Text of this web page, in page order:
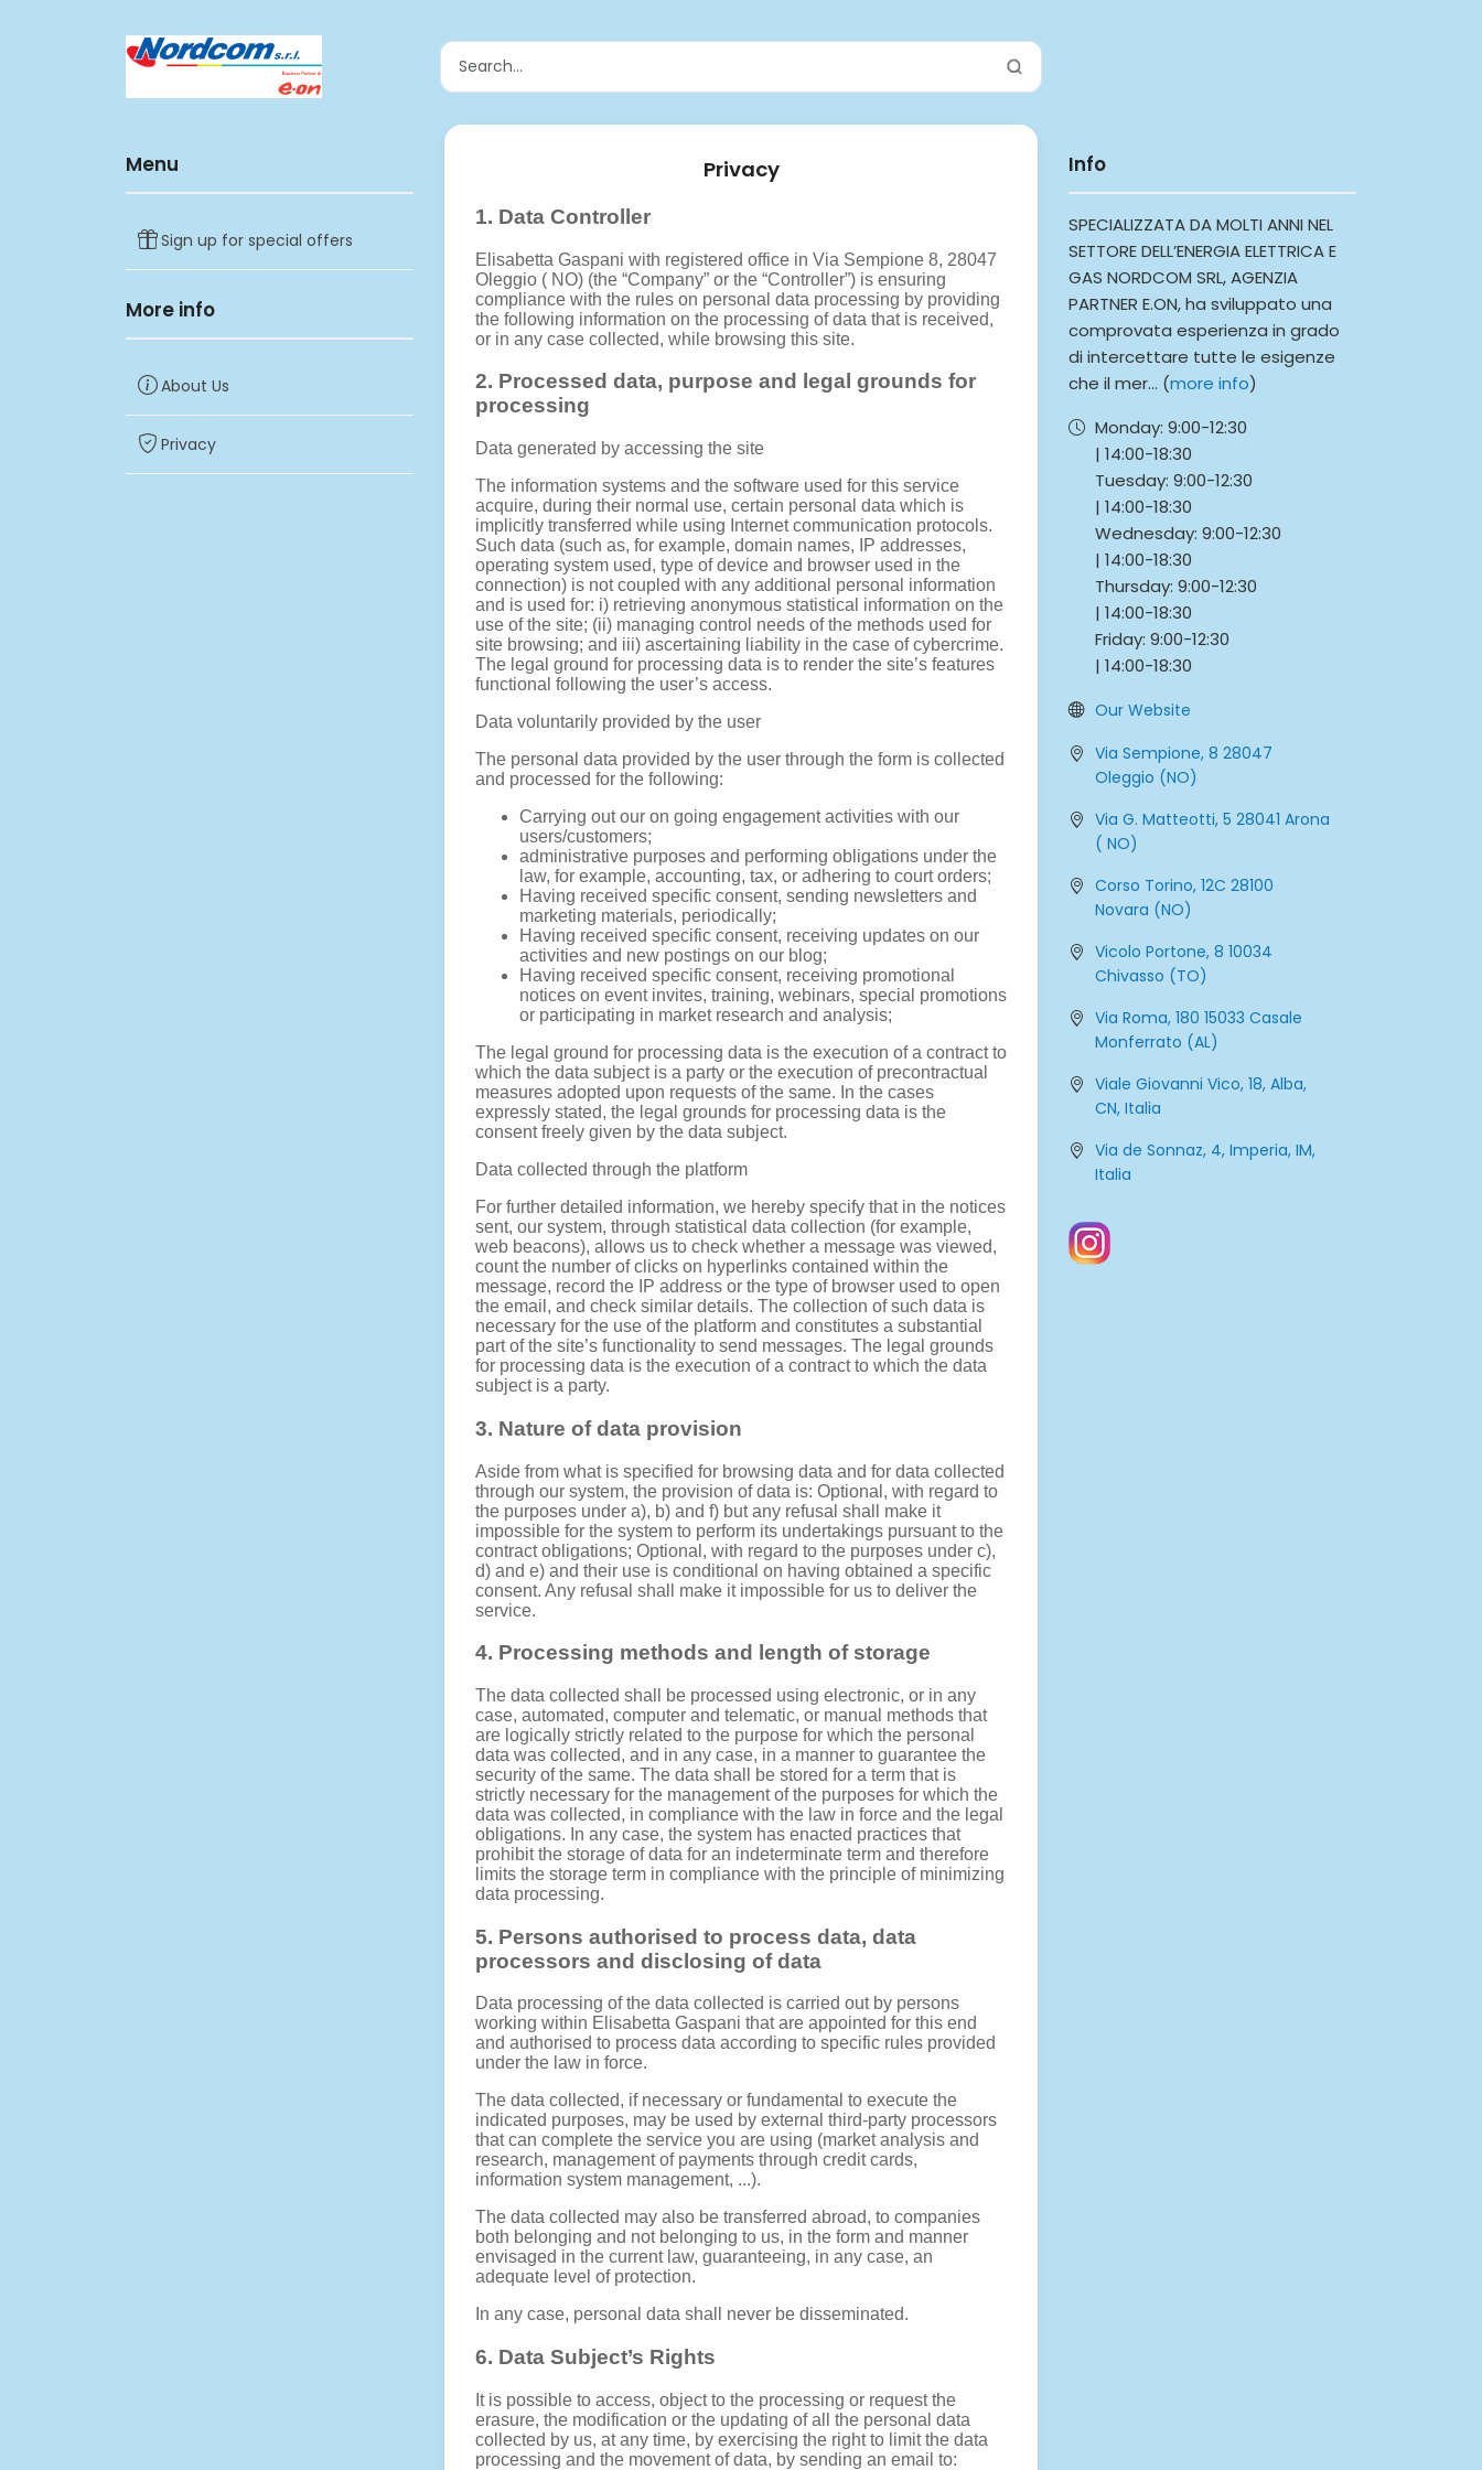
Menu
Sign up for special offers
More info
About Us
Privacy
Privacy Info
SPECIALIZZATA DA MOLTI ANNI NEL
SETTORE DELL’ENERGIA ELETTRICA E
GAS NORDCOM SRL, AGENZIA
PARTNER E.ON, ha sviluppato una
comprovata esperienza in grado
di intercettare tutte le esigenze
che il mer... (more info)
Monday: 9:00-12:30
| 14:00-18:30
Tuesday: 9:00-12:30
| 14:00-18:30
Wednesday: 9:00-12:30
| 14:00-18:30
Thursday: 9:00-12:30
| 14:00-18:30
Friday: 9:00-12:30
| 14:00-18:30
Our Website
Via Sempione, 8 28047
Oleggio (NO)
Via G. Matteotti, 5 28041 Arona
( NO)
Corso Torino, 12C 28100
Novara (NO)
Vicolo Portone, 8 10034
Chivasso (TO)
Via Roma, 180 15033 Casale
Monferrato (AL)
Viale Giovanni Vico, 18, Alba,
CN, Italia
Via de Sonnaz, 4, Imperia, IM,
Italia